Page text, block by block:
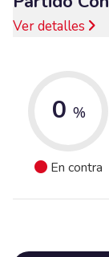
Ver detalles
0 %
En contra